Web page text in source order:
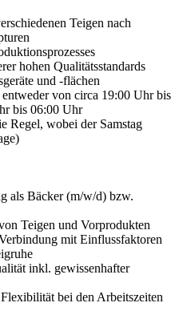
Teigen nach
hohen Qualitätsstandards
und -flächen
von circa 19:00 Uhr bis
bis 06:00 Uhr
Regel, wobei der Samstag
als Bäcker (m/w/d) bzw.
Teigen und Vorprodukten
mit Einflussfaktoren
inkl. gewissenhafter
bei den Arbeitszeiten